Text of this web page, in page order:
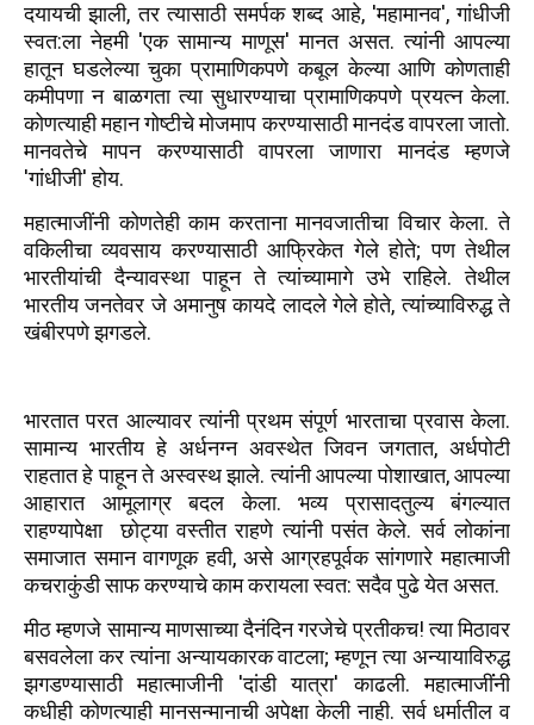
दयायची झाली, तर त्यासाठी समर्पक शब्द आहे, 'महामानव', गांधीजी
स्वत:ला नेहमी 'एक सामान्य माणूस' मानत असत. त्यांनी आपल्या
हातून घडलेल्या चुका प्रामाणिकपणे कबूल केल्या आणि कोणताही
कमीपणा न बाळगता त्या सुधारण्याचा प्रामाणिकपणे प्रयत्न केला.
कोणत्याही महान गोष्टीचे मोजमाप करण्यासाठी मानदंड वापरला जातो.
मानवतेचे मापन करण्यासाठी वापरला जाणारा मानदंड म्हणजे
'गांधीजी' होय.
महात्माजींनी कोणतेही काम करताना मानवजातीचा विचार केला. ते
वकिलीचा व्यवसाय करण्यासाठी आफ्रिकेत गेले होते; पण तेथील
भारतीयांची दैन्यावस्था पाहून ते त्यांच्यामागे उभे राहिले. तेथील
भारतीय जनतेवर जे अमानुष कायदे लादले गेले होते, त्यांच्याविरुद्ध ते
खंबीरपणे झगडले.
भारतात परत आल्यावर त्यांनी प्रथम संपूर्ण भारताचा प्रवास केला.
सामान्य भारतीय हे अर्धनग्न अवस्थेत जिवन ज‍गतात, अर्धपोटी
राहतात हे पाहून ते अस्वस्थ झाले. त्यांनी आपल्या पोशाखात, आपल्या
आहारात आमूलाग्र बदल केला. भव्य प्रासादतुल्य बंगल्यात
राहण्यापेक्षा छोट्या वस्‍तीत राहणे त्यांनी पसंत केले. सर्व लोकांना
समाजात समान वागणूक हवी, असे आग्रहपूर्वक सांगणारे महात्माजी
कचराकुंडी साफ करण्याचे काम करायला स्वत: सदैव पुढे येत असत.
मीठ म्हणजे सामान्य माणसाच्या दैनंदिन गरजेचे प्रतीकच! त्या मिठावर
बसवलेला कर त्यांना अन्यायकारक वाटला; म्हणून त्या अन्यायाविरुद्ध
झगडण्यासाठी महात्माजीनी 'दांडी यात्रा' काढली. महात्माजींंनी
कधीही कोणत्याही मानसन्मानाची अपेक्षा केली नाही. सर्व धर्मातील व